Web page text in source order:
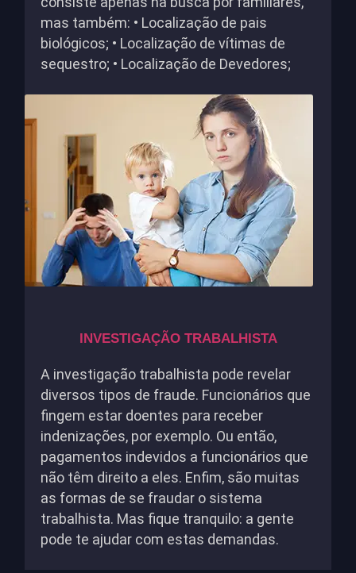
mas também: • Localização de pais
biológicos; • Localização de vítimas de
sequestro; • Localização de Devedores;
INVESTIGAÇÃO TRABALHISTA
A investigação trabalhista pode revelar
diversos tipos de fraude. Funcionários que
fingem estar doentes para receber
indenizações, por exemplo. Ou então,
pagamentos indevidos a funcionários que
não têm direito a eles. Enfim, são muitas
as formas de se fraudar o sistema
trabalhista. Mas fique tranquilo: a gente
pode te ajudar com estas demandas.